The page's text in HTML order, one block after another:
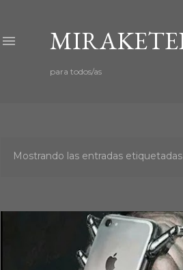
para todos/as
E
n
Mostrando las entradas